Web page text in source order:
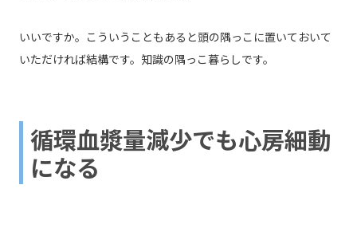
いいですか。こういうこともあると頭の隅っこに置いておいて
いただければ結構です。知識の隅っこ暮らしです。
循環血漿量減少でも心房細動
になる